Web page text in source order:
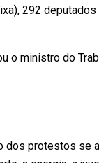
292
o ministro do
protestos se